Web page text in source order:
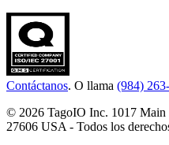
Contáctanos. O llama (984)
© 2026 TagoIO Inc. 1017 Main
27606 USA - Todos los